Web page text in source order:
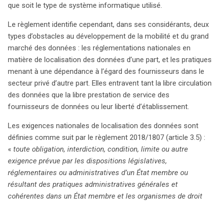
que soit le type de système informatique utilisé.
Le règlement identifie cependant, dans ses considérants, deux
types d’obstacles au développement de la mobilité et du grand
marché des données : les réglementations nationales en
matière de localisation des données d’une part, et les pratiques
menant à une dépendance à l’égard des fournisseurs dans le
secteur privé d’autre part. Elles entravent tant la libre circulation
des données que la libre prestation de service des
fournisseurs de données ou leur liberté d’établissement.
Les exigences nationales de localisation des données sont
définies comme suit par le règlement 2018/1807 (article 3.5) :
« toute obligation, interdiction, condition, limite ou autre
exigence prévue par les dispositions législatives,
réglementaires ou administratives d’un État membre ou
résultant des pratiques administratives générales et
cohérentes dans un État membre et les organismes de droit